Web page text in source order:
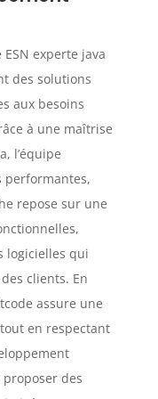
experte java
des solutions
aux besoins
à une maîtrise
l’équipe
performantes,
repose sur une
logicielles qui
clients. En
assure une
en respectant
des